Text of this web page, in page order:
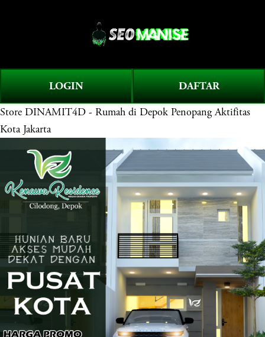
n
M
e
n
u
LOGIN DAFTAR
Store DINAMIT4D - Rumah di Depok Penopang Aktifitas
Kota Jakarta